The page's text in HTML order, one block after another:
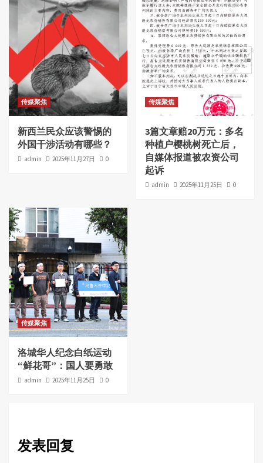
传媒聚焦
新西兰民众应该警惕的
外国干涉活动有哪些？
admin 2025年11月27日 0
传媒聚焦
3篇文章赔20万元：多名
种植户樱桃树死亡后，
自媒体报道被农资公司
起诉
admin 2025年11月25日 0
传媒聚焦
洛城华人纪念白纸运动
“鲜花哥”：国人要勇敢
admin 2025年11月25日 0
发表回复